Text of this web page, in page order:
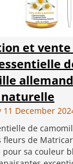
et vente
11 December
de
fleurs de
sa couleur